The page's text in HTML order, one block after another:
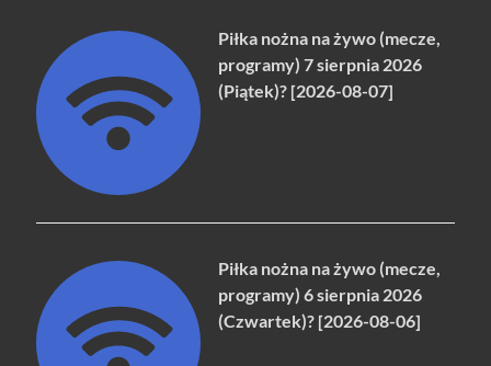
Piłka nożna na żywo (mecze,
programy) 7 sierpnia 2026
(Piątek)? [2026-08-07]
Piłka nożna na żywo (mecze,
programy) 6 sierpnia 2026
(Czwartek)? [2026-08-06]